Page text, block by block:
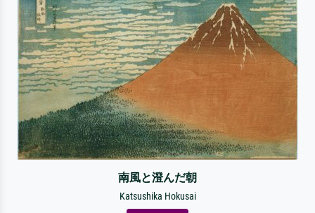
南風と澄んだ朝
Katsushika Hokusai